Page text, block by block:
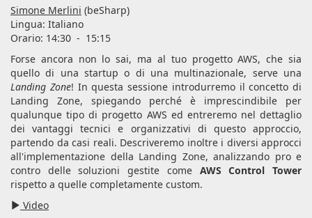
Simone Merlini (beSharp)
Lingua: Italiano
Orario: 14:30 - 15:15
Forse ancora non lo sai, ma al tuo progetto AWS, che sia
quello di una startup o di una multinazionale, serve una
Landing Zone! In questa sessione introdurremo il concetto di
Landing Zone, spiegando perché è imprescindibile per
qualunque tipo di progetto AWS ed entreremo nel dettaglio
dei vantaggi tecnici e organizzativi di questo approccio,
partendo da casi reali. Descriveremo inoltre i diversi approcci
all'implementazione della Landing Zone, analizzando pro e
contro delle soluzioni gestite come AWS Control Tower
rispetto a quelle completamente custom.
Video